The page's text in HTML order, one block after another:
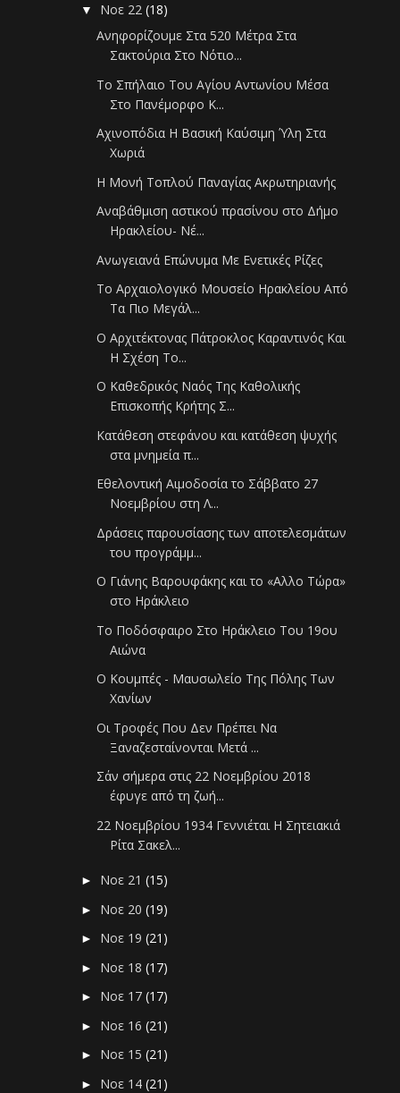
▼ Νοε 22(18)
Ανηφορίζουμε Στα 520 Μέτρα Στα
Σακτούρια Στο Νότιο...
Tο Σπήλαιο Του Αγίου Αντωνίου Μέσα
Στο Πανέμορφο Κ...
Αχινοπόδια Η Βασική Καύσιμη Ύλη Στα
Χωριά
Η Μονή Τοπλού Παναγίας Ακρωτηριανής
Αναβάθμιση αστικού πρασίνου στο Δήμο
Ηρακλείου- Νέ...
Ανωγειανά Επώνυμα Με Ενετικές Ρίζες
Το Αρχαιολογικό Μουσείο Ηρακλείου Από
Τα Πιο Μεγάλ...
Ο Αρχιτέκτονας Πάτροκλος Καραντινός Και
Η Σχέση Το...
Ο Καθεδρικός Ναός Της Καθολικής
Επισκοπής Κρήτης Σ...
Κατάθεση στεφάνου και κατάθεση ψυχής
στα μνημεία π...
Εθελοντική Αιμοδοσία το Σάββατο 27
Νοεμβρίου στη Λ...
Δράσεις παρουσίασης των αποτελεσμάτων
του προγράμμ...
Ο Γιάνης Βαρουφάκης και το «Αλλο Τώρα»
στο Ηράκλειο
Το Ποδόσφαιρο Στο Ηράκλειο Του 19ου
Αιώνα
Ο Κουμπές - Μαυσωλείο Της Πόλης Των
Χανίων
Οι Τροφές Που Δεν Πρέπει Να
Ξαναζεσταίνονται Μετά ...
Σάν σήμερα στις 22 Νοεμβρίου 2018
έφυγε από τη ζωή...
22 Νοεμβρίου 1934 Γεννιέται Η Σητειακιά
Ρίτα Σακελ...
► Νοε 21(15)
► Νοε 20(19)
► Νοε 19(21)
► Νοε 18(17)
► Νοε 17(17)
► Νοε 16(21)
► Νοε 15(21)
► Νοε 14(21)